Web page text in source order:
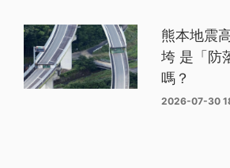
熊本地震
垮 是「防
嗎？
2026-07-30